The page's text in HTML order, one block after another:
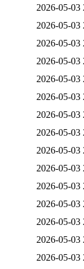
2026-05-03
2026-05-03
2026-05-03
2026-05-03
2026-05-03
2026-05-03
2026-05-03
2026-05-03
2026-05-03
2026-05-03
2026-05-03
2026-05-03
2026-05-03
2026-05-03
2026-05-03